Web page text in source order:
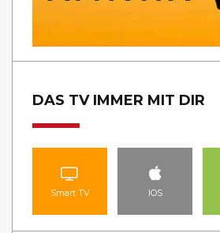
DAS TV IMMER MIT DIR
Smart TV IOS